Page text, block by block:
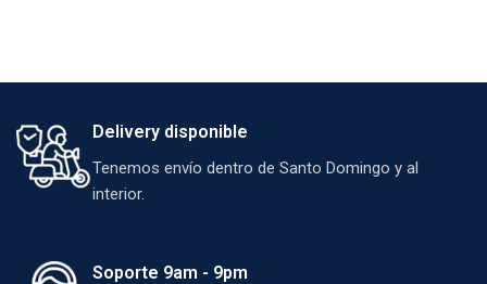
Delivery disponible
Tenemos envío dentro de Santo Domingo y al
interior.
Soporte 9am - 9pm